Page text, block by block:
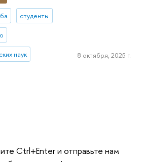
студенты
наук 8 октября, 2025 г.
Ctrl+Enter и отправьте нам